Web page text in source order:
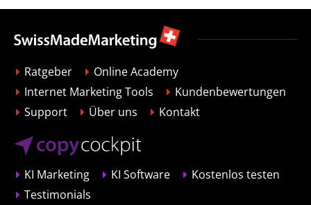
Ratgeber
Online Academy
Internet Marketing Tools
Kundenbewertungen
Support
Über uns Kontakt
KI Marketing KI Software
Kostenlos testen
Testimonials